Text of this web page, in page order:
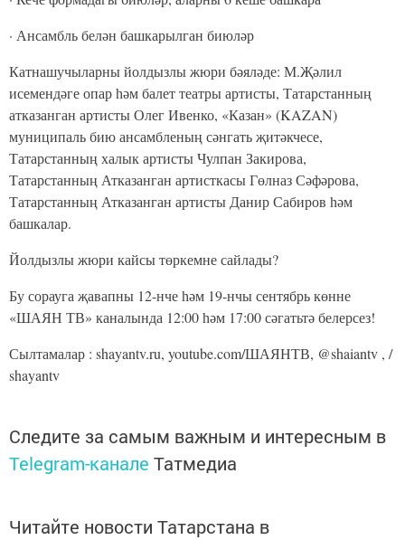
· Ансамбль белән башкарылган биюләр
Катнашучыларны йолдызлы жюри бәяләде: М.Җәлил
исемендәге опар һәм балет театры артисты, Татарстанның
атказанган артисты Олег Ивенко, «Казан» (KAZAN)
муниципаль бию ансамбленың сәнгать җитәкчесе,
Татарстанның халык артисты Чулпан Закирова,
Татарстанның Атказанган артисткасы Гөлназ Сәфәрова,
Татарстанның Атказанган артисты Данир Сабиров һәм
башкалар.
Йолдызлы жюри кайсы төркемне сайлады?
Бу сорауга җавапны 12-нче һәм 19-нчы сентябрь көнне
«ШАЯН ТВ» каналында 12:00 һәм 17:00 сәгатьтә белерсез!
Сылтамалар : shayantv.ru, youtube.com/ШАЯНТВ, @shaiantv , /
shayantv
Следите за самым важным и интересным в
Telegram-канале Татмедиа
Читайте новости Татарстана в